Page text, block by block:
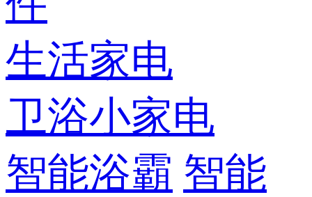
生活家电
卫浴小家电
智能浴霸 智能